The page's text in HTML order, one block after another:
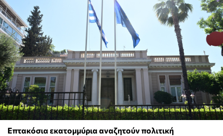
Επτακόσια εκατομμύρια αναζητούν πολιτική